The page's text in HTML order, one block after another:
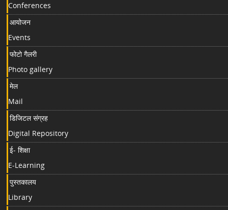
Conferences
आयोजन
Events
फोटो गैलरी
Photo gallery
मेल
Mail
डिजिटल संग्रह
Digital Repository
ई- शिक्षा
E-Learning
पुस्तकालय
Library